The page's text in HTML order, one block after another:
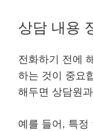
상담 내용
전화하기 전에
하는 것이 중요
해두면 상담원
예를 들어, 특정